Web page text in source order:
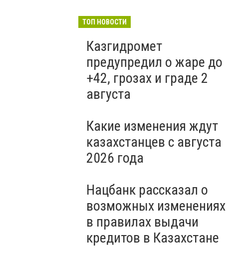
ТОП НОВОСТИ
Казгидромет
предупредил о жаре до
+42, грозах и граде 2
августа
Какие изменения ждут
казахстанцев с августа
2026 года
Нацбанк рассказал о
возможных изменениях
в правилах выдачи
кредитов в Казахстане